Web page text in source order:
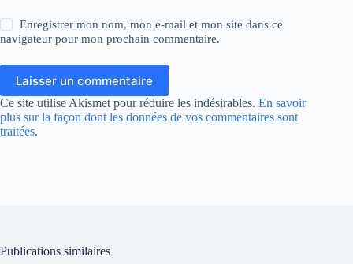
Enregistrer mon nom, mon e-mail et mon site dans ce
navigateur pour mon prochain commentaire.
Laisser un commentaire
Ce site utilise Akismet pour réduire les indésirables. En savoir
plus sur la façon dont les données de vos commentaires sont
traitées.
Publications similaires